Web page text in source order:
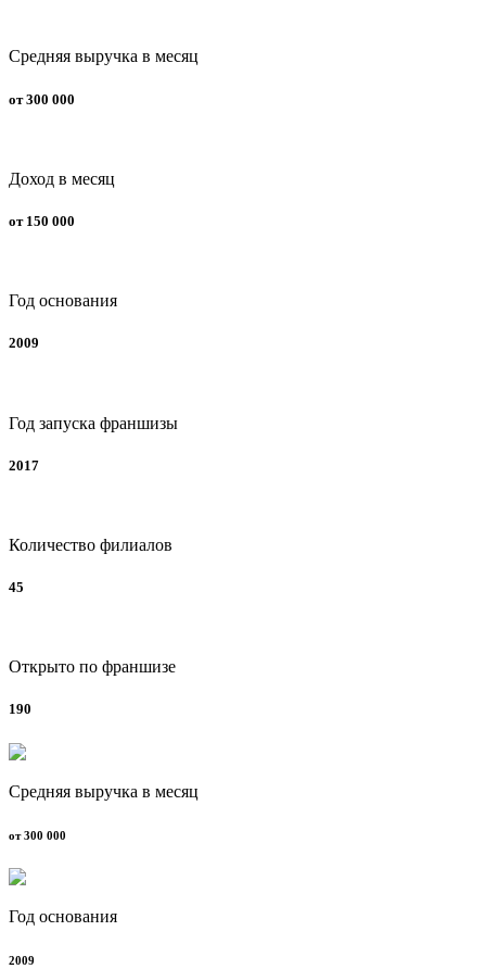
Средняя выручка в месяц
от 300 000
Доход в месяц
от 150 000
Год основания
2009
Год запуска франшизы
2017
Количество филиалов
45
Открыто по франшизе
190
Средняя выручка в месяц
от 300 000
Год основания
2009